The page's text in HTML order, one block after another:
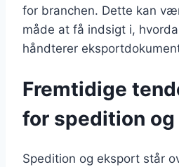
for branchen. Dette kan
måde at få indsigt i,
håndterer
Fremtidige
for spedition
Spedition og eksport står